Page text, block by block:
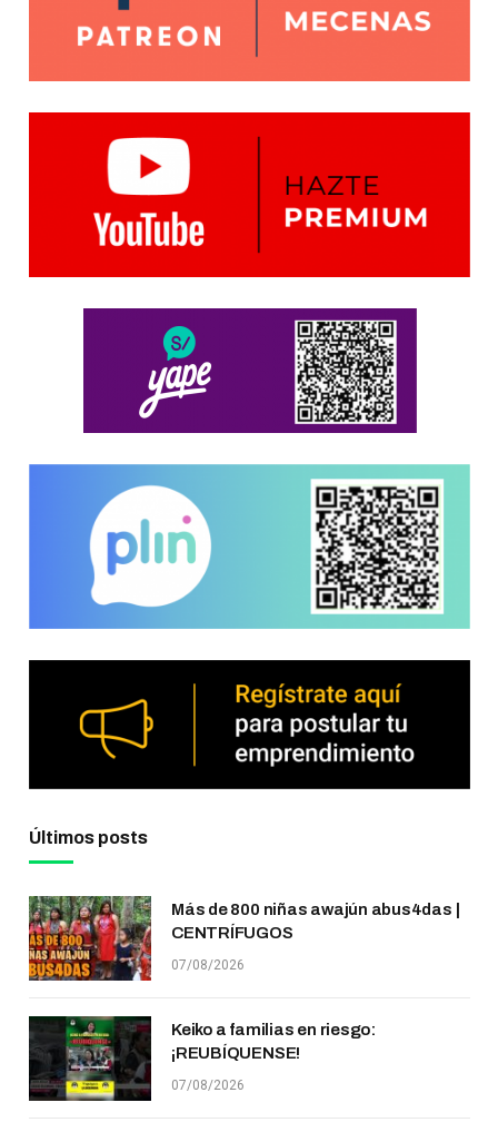
Últimos posts
Más de 800 niñas awajún abus4das |
CENTRÍFUGOS
07/08/2026
Keiko a familias en riesgo:
¡REUBÍQUENSE!
07/08/2026